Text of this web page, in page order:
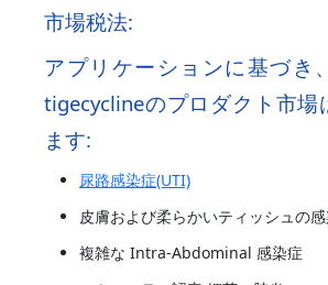
市場税法:
アプリケーションに基づき
tigecyclineのプロダクト市場
ます:
尿路感染症(UTI)
皮膚および柔らかいティッシュの
複雑な Intra-Abdominal 感染症